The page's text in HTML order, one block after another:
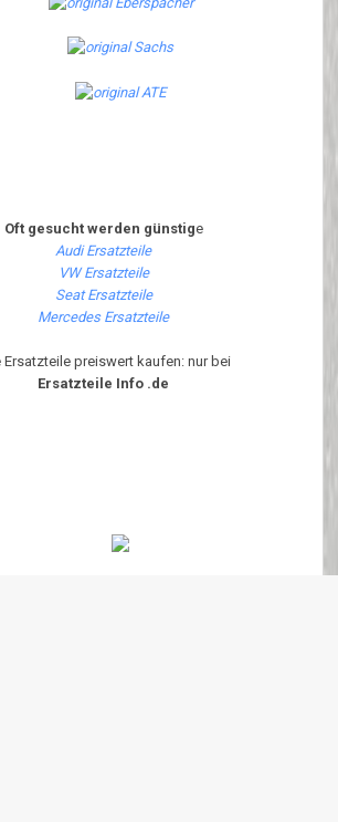
Oft gesucht werden günstige
Audi Ersatzteile
VW Ersatzteile
Seat Ersatzteile
Mercedes Ersatzteile
Ersatzteile preiswert kaufen: nur bei
Ersatzteile Info .de